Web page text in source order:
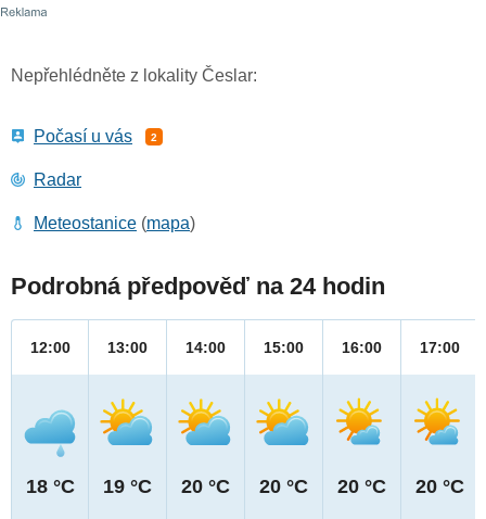
Nepřehlédněte z lokality Česlar:
Počasí u vás 2
Radar
Meteostanice (mapa)
Podrobná předpověď na 24 hodin
12:00
18 °C
13:00
19 °C
14:00
20 °C
15:00
20 °C
16:00
20 °C
17:00
20 °C